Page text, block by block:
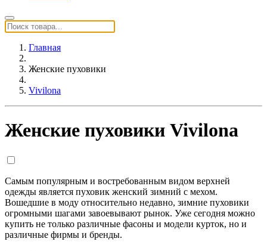
Главная
Женские пуховики
Vivilona
Женские пуховики Vivilona
Самым популярным и востребованным видом верхней
одежды является пуховик женский зимний с мехом.
Вошедшие в моду относительно недавно, зимние пуховики
огромными шагами завоевывают рынок. Уже сегодня можно
купить не только различные фасоны и модели курток, но и
различные фирмы и бренды.